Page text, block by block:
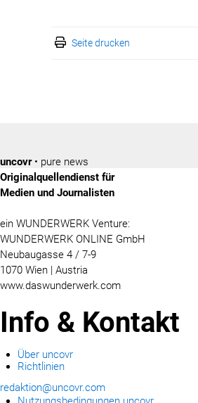
Seite drucken
uncovr• pure news
Originalquellendienst für
Medien und Journalisten
ein WUNDERWERK Venture:
WUNDERWERK ONLINE GmbH
Neubaugasse 4 / 7-9
1070 Wien | Austria
www.daswunderwerk.com
Info & Kontakt
Über uncovr
Richtlinien
redaktion@uncovr.com